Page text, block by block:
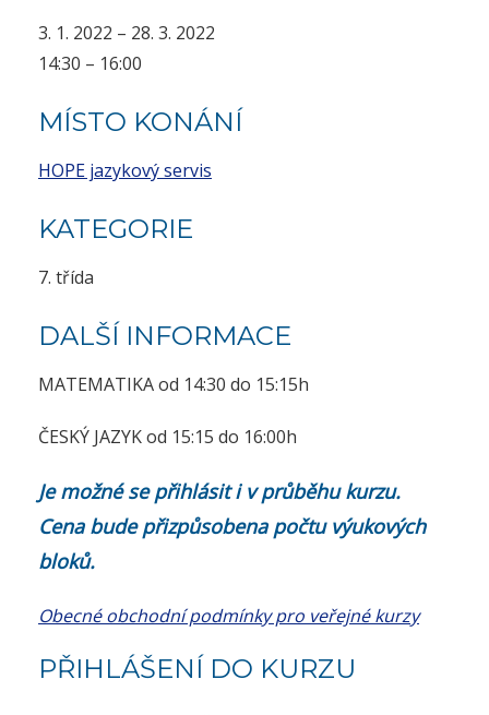
3. 1. 2022 – 28. 3. 2022
14:30 – 16:00
MÍSTO KONÁNÍ
HOPE jazykový servis
KATEGORIE
7. třída
DALŠÍ INFORMACE
MATEMATIKA od 14:30 do 15:15h
ČESKÝ JAZYK od 15:15 do 16:00h
Je možné se přihlásit i v průběhu kurzu.
Cena bude přizpůsobena počtu výukových
bloků.
Obecné obchodní podmínky pro veřejné kurzy
PŘIHLÁŠENÍ DO KURZU